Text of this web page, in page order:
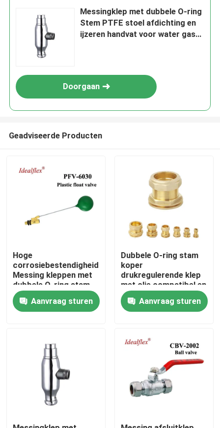
Producten
Videos
Messingklep met dubbele O-ring
Stem PTFE stoel afdichting en
ijzeren handvat voor water gas
Doorgaan
Geadviseerde Producten
Hoge
corrosiebestendigheid
Messing kleppen met
dubbele O-ring stam
voor water HVAC
toepassingen in 1/4
inch tot 4 inch maten
Aanvraag sturen
Dubbele O-ring stam
koper
drukregulerende klep
met olie compatibel en
duurzame constructie
voor zware
omstandigheden
Aanvraag sturen